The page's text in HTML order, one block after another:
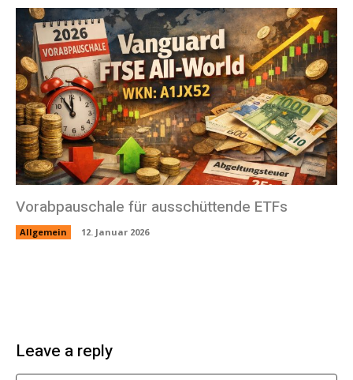
Vorabpauschale für ausschüttende ETFs
Allgemein 12. Januar 2026
Leave a reply